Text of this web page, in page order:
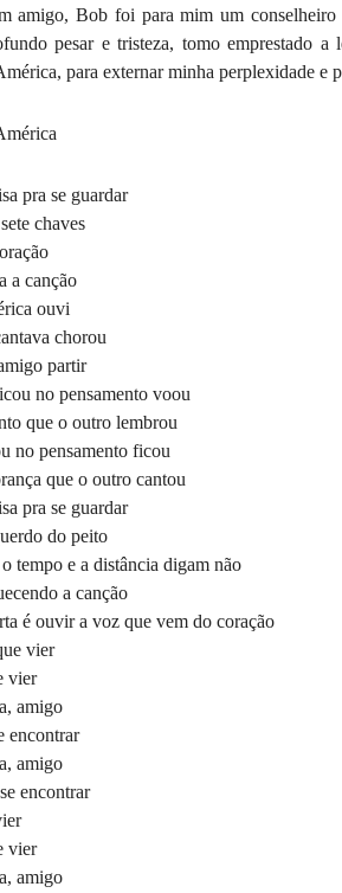
amigo, Bob foi para mim um conselheiro
pesar e tristeza, tomo emprestado
para externar minha perplexidade e
pra se guardar
chaves
a canção
ouvi
chorou
partir
no pensamento voou
que o outro lembrou
no pensamento ficou
que o outro cantou
pra se guardar
do peito
tempo e a distância digam não
a canção
é ouvir a voz que vem do coração
vier
vier
amigo
encontrar
amigo
encontrar
vier
amigo